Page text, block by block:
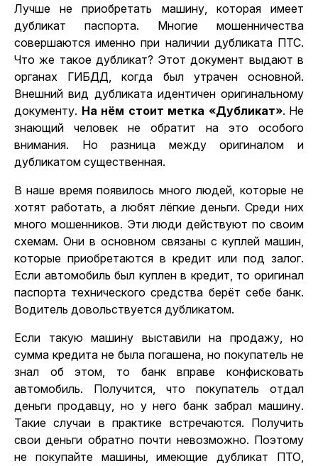
Лучше не приобретать машину, которая имеет
дубликат паспорта. Многие мошенничества
совершаются именно при наличии дубликата ПТС.
Что же такое дубликат? Этот документ выдают в
органах ГИБДД, когда был утрачен основной.
Внешний вид дубликата идентичен оригинальному
документу. На нём стоит метка «Дубликат». Не
знающий человек не обратит на это особого
внимания. Но разница между оригиналом и
дубликатом существенная.
В наше время появилось много людей, которые не
хотят работать, а любят лёгкие деньги. Среди них
много мошенников. Эти люди действуют по своим
схемам. Они в основном связаны с куплей машин,
которые приобретаются в кредит или под залог.
Если автомобиль был куплен в кредит, то оригинал
паспорта технического средства берёт себе банк.
Водитель довольствуется дубликатом.
Если такую машину выставили на продажу, но
сумма кредита не была погашена, но покупатель не
знал об этом, то банк вправе конфисковать
автомобиль. Получится, что покупатель отдал
деньги продавцу, но у него банк забрал машину.
Такие случаи в практике встречаются. Получить
свои деньги обратно почти невозможно. Поэтому
не покупайте машины, имеющие дубликат ПТО,